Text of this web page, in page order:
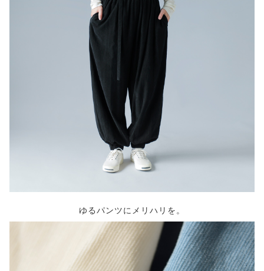
ゆるパンツにメリハリを。